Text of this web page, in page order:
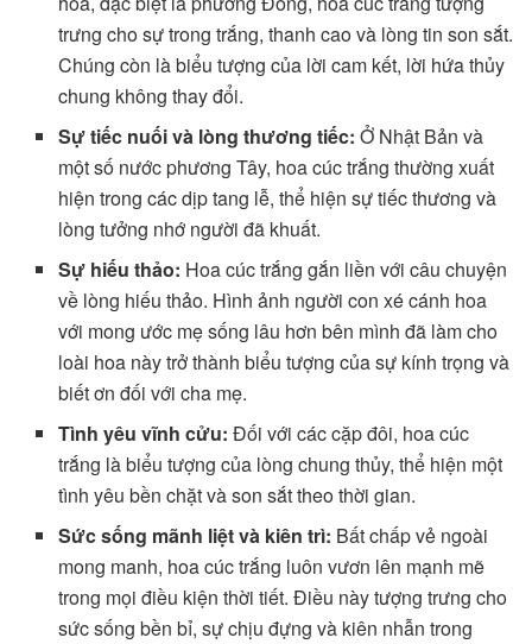
trưng cho sự trong trắng, thanh cao và lòng tin son sắt.
Chúng còn là biểu tượng của lời cam kết, lời hứa thủy
chung không thay đổi.
Sự tiếc nuối và lòng thương tiếc: Ở Nhật Bản và
một số nước phương Tây, hoa cúc trắng thường xuất
hiện trong các dịp tang lễ, thể hiện sự tiếc thương và
lòng tưởng nhớ người đã khuất.
Sự hiếu thảo: Hoa cúc trắng gắn liền với câu chuyện
về lòng hiếu thảo. Hình ảnh người con xé cánh hoa
với mong ước mẹ sống lâu hơn bên mình đã làm cho
loài hoa này trở thành biểu tượng của sự kính trọng và
biết ơn đối với cha mẹ.
Tình yêu vĩnh cửu: Đối với các cặp đôi, hoa cúc
trắng là biểu tượng của lòng chung thủy, thể hiện một
tình yêu bền chặt và son sắt theo thời gian.
Sức sống mãnh liệt và kiên trì: Bất chấp vẻ ngoài
mong manh, hoa cúc trắng luôn vươn lên mạnh mẽ
trong mọi điều kiện thời tiết. Điều này tượng trưng cho
sức sống bền bỉ, sự chịu đựng và kiên nhẫn trong